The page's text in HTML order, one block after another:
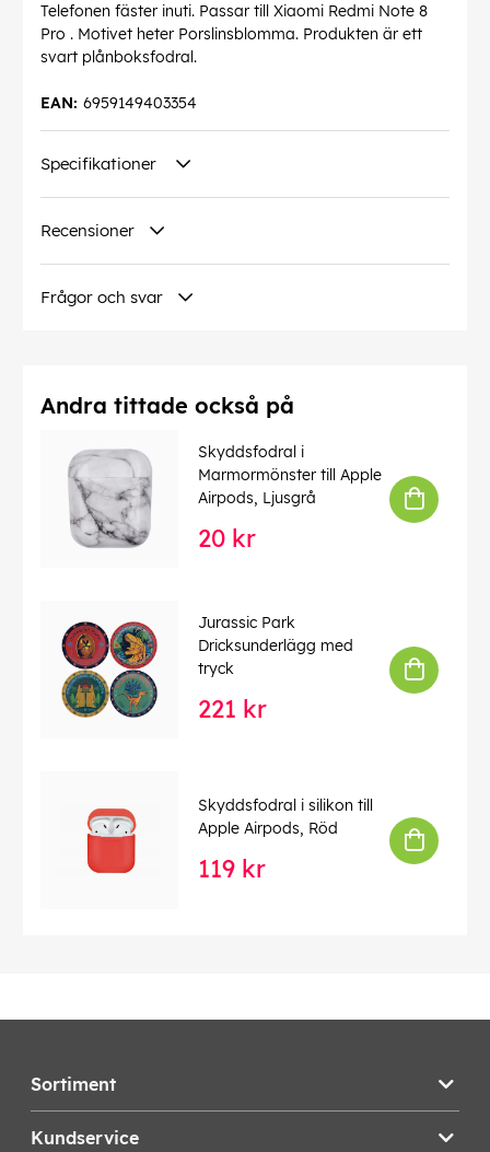
Telefonen fäster inuti. Passar till Xiaomi Redmi Note 8
Pro . Motivet heter Porslinsblomma. Produkten är ett
svart plånboksfodral.
6959149403354
EAN:
Specifikationer
Recensioner
Frågor och svar
Andra tittade också på
Skyddsfodral i
Marmormönster till Apple
Airpods, Ljusgrå
20 kr
Jurassic Park
Dricksunderlägg med
tryck
221 kr
Skyddsfodral i silikon till
Apple Airpods, Röd
119 kr
Sortiment
Kundservice